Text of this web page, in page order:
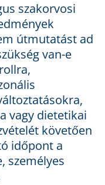
szakorvosi
útmutatást ad
van-e
vagy dietetikai
követően
időpont a
személyes